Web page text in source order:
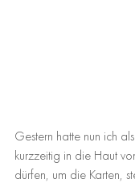
Gestern hatte nun ich
kurzzeitig in die Haut
dürfen, um die Karten,